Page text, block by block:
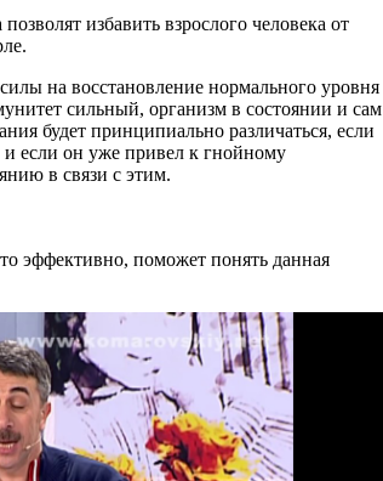
избавить взрослого человека от
на восстановление нормального уровня
сильный, организм в состоянии и сам
будет принципиально различаться, если
если он уже привел к гнойному
в связи с этим.
эффективно, поможет понять данная